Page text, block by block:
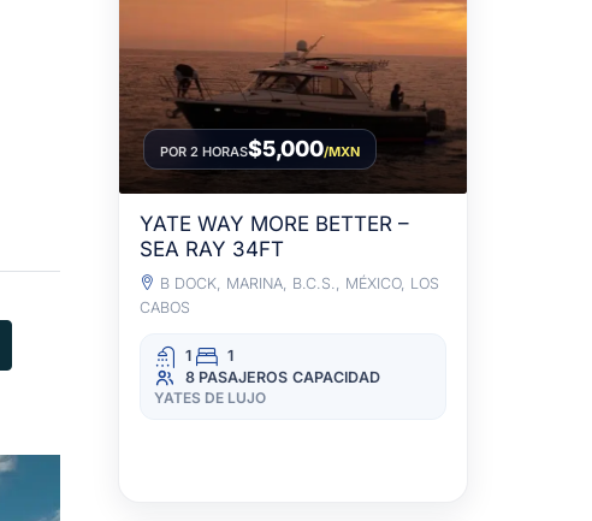
POR 2 HORAS$5,000/MXN
YATE WAY MORE BETTER –
SEA RAY 34FT
B DOCK, MARINA, B.C.S., MÉXICO, LOS
CABOS
1
1
8 PASAJEROS CAPACIDAD
YATES DE LUJO